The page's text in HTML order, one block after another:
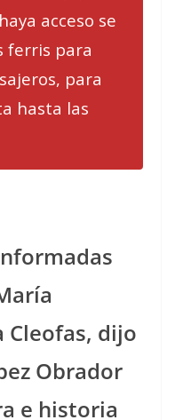
acceso se
ferris para
para
hasta las
Cleofas, dijo
Obrador
e historia